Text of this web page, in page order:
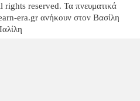
reserved. Τα πνευματικά
era.gr ανήκουν στον Βασίλη